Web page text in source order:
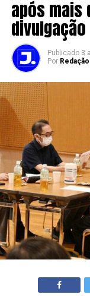
após mais
Publicado 3
Por Redação